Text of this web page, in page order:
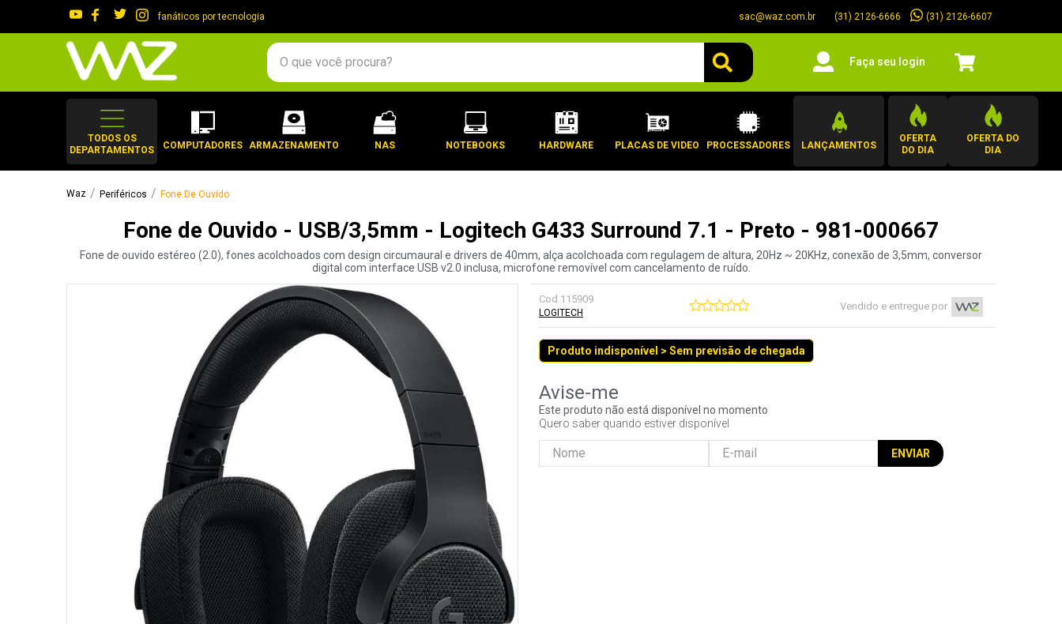
fanáticos por tecnologia sac@waz.com.br (31) 2126-6666 (31) 2126-6607
O que você procura?
Faça seu login
TODOS OS
DEPARTAMENTOS
COMPUTADORES ARMAZENAMENTO NAS NOTEBOOKS HARDWARE PLACAS DE VIDEO PROCESSADORES LANÇAMENTOS
OFERTA
DO DIA
OFERTA DO
DIA
Periféricos Fone De Ouvido
Fone de Ouvido - USB/3,5mm - Logitech G433 Surround 7.1 - Preto - 981-000667
Fone de ouvido estéreo (2.0), fones acolchoados com design circumaural e drivers de 40mm, alça acolchoada com regulagem de altura, 20Hz ~ 20KHz, conexão de 3,5mm, conversor
digital com interface USB v2.0 inclusa, microfone removível com cancelamento de ruído.
Cod.115909
LOGITECH
Vendido e entregue por
Produto indisponível > Sem previsão de chegada
Este produto não está disponível no momento
Quero saber quando estiver disponível
ENVIAR
gabinete
2º
keychron
5º
openbox
6º
mouse
7º
jonsbo
8º
fractal
controle